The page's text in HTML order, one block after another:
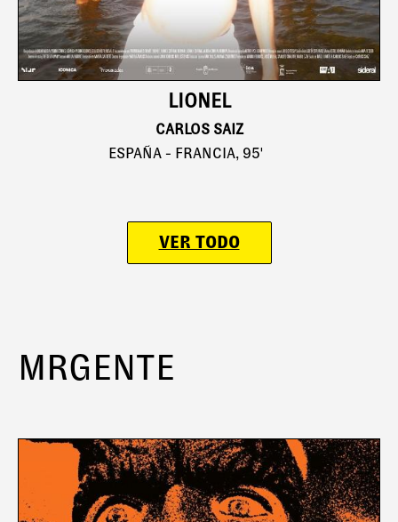
LIONEL
CARLOS SAIZ
ESPAÑA - FRANCIA, 95'
VER TODO
MRGENTE